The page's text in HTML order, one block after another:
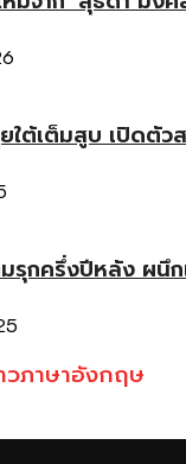
ใต้เต็มสูบ เปิดตัว
รุกครึ่งปีหลัง ผนึก
วภาษาอังกฤษ